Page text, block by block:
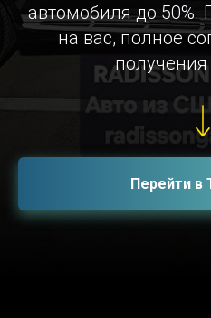
автомобиля до 50%.
на вас, полное
Перейти в